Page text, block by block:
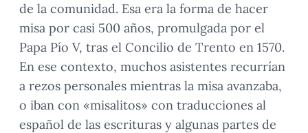
de la comunidad. Esa era la forma de hacer
misa por casi 500 años, promulgada por el
Papa Pío V, tras el Concilio de Trento en 1570.
En ese contexto, muchos asistentes recurrían
a rezos personales mientras la misa avanzaba,
o iban con «misalitos» con traducciones al
español de las escrituras y algunas partes de